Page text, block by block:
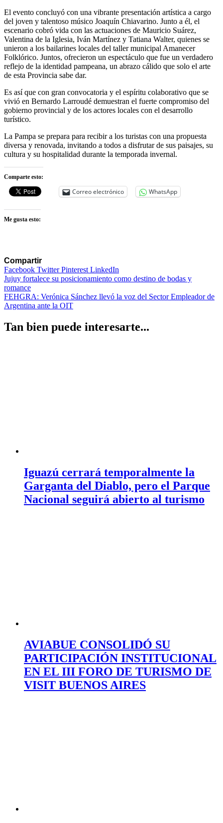
El evento concluyó con una vibrante presentación artística a cargo
del joven y talentoso músico Joaquín Chiavarino. Junto a él, el
escenario cobró vida con las actuaciones de Mauricio Suárez,
Valentina de la Iglesia, Iván Martínez y Tatiana Walter, quienes se
unieron a los bailarines locales del taller municipal Amanecer
Folklórico. Juntos, ofrecieron un espectáculo que fue un verdadero
reflejo de la identidad pampeana, un abrazo cálido que solo el arte
de esta Provincia sabe dar.
Es así que con gran convocatoria y el espíritu colaborativo que se
vivió en Bernardo Larroudé demuestran el fuerte compromiso del
gobierno provincial y de los actores locales con el desarrollo
turístico.
La Pampa se prepara para recibir a los turistas con una propuesta
diversa y renovada, invitando a todos a disfrutar de sus paisajes, su
cultura y su hospitalidad durante la temporada invernal.
Comparte esto:
Correo electrónico WhatsApp
Me gusta esto:
Compartir
Facebook TwitterPinterest LinkedIn
Navegación
de
entradas
Jujuy fortalece su posicionamiento como destino de bodas y
romance
FEHGRA: Verónica Sánchez llevó la voz del Sector Empleador de
Argentina ante la OIT
Tan bien puede interesarte...
Iguazú cerrará temporalmente la
Garganta del Diablo, pero el Parque
Nacional seguirá abierto al turismo
AVIABUE CONSOLIDÓ SU
PARTICIPACIÓN INSTITUCIONAL
EN EL III FORO DE TURISMO DE
VISIT BUENOS AIRES